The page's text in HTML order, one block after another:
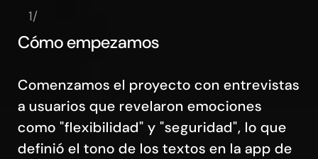
1/
Cómo empezamos
Comenzamos el proyecto con entrevistas
a usuarios que revelaron emociones
como "flexibilidad" y "seguridad", lo que
definió el tono de los textos en la app de